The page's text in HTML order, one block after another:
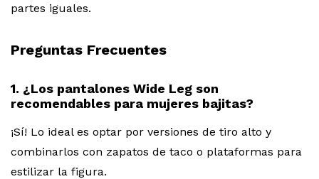
partes iguales.
Preguntas Frecuentes
1. ¿Los pantalones Wide Leg son
recomendables para mujeres bajitas?
¡Sí! Lo ideal es optar por versiones de tiro alto y
combinarlos con zapatos de taco o plataformas para
estilizar la figura.